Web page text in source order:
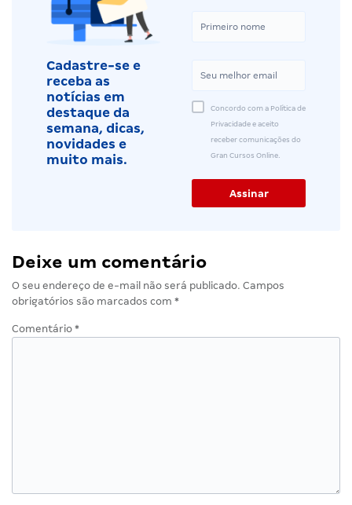
Cadastre-se e
receba as
notícias em
destaque da
semana, dicas,
novidades e
muito mais.
Concordo com a Política de
Privacidade e aceito
receber comunicações do
Gran Cursos Online.
Deixe um comentário
O seu endereço de e-mail não será publicado. Campos
obrigatórios são marcados com *
Comentário *